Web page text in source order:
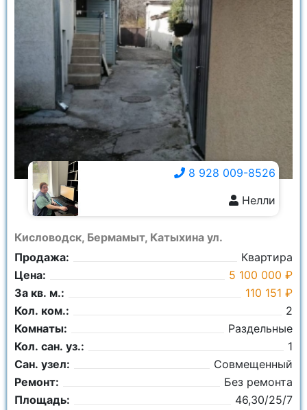
Кисловодск, Бермамыт, Катыхина ул.
Продажа:
Квартира
Цена:
5 100 000 ₽
За кв. м.:
110 151 ₽
Кол. ком.:
2
Комнаты:
Раздельные
Кол. сан. уз.:
1
Сан. узел:
Совмещенный
Ремонт:
Без ремонта
Площадь:
46,30/25/7
8 928 009-8526
Нелли